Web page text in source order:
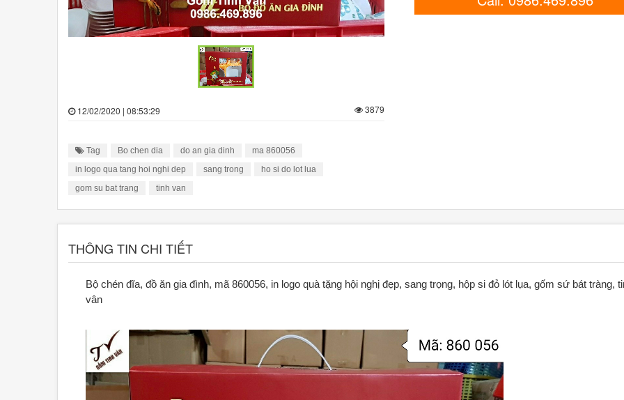
12/02/2020 | 08:53:29 3879
Tag Bo chen dia do an gia dinh
ma 860056
in logo qua tang hoi nghi dep
sang trong
ho si do lot lua
gom su bat trang
tinh van
THÔNG TIN CHI TIẾT
Bộ chén đĩa, đồ ăn gia đình, mã 860056, in logo quà tặng hội nghị đẹp, sang trọng, hộp si đỏ lót lụa, gốm sứ bát tràng,
vân